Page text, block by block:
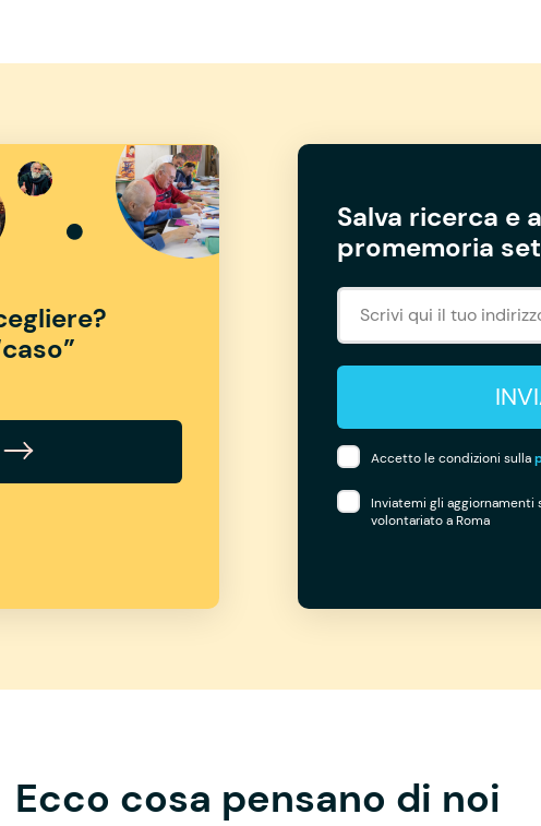
Salva ricerca e
promemoria
Accetto le condizioni sulla
Inviatemi gli aggiornamenti
volontariato a Roma
Ecco cosa pensano di noi